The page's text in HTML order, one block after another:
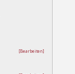
[Bearbeiten]